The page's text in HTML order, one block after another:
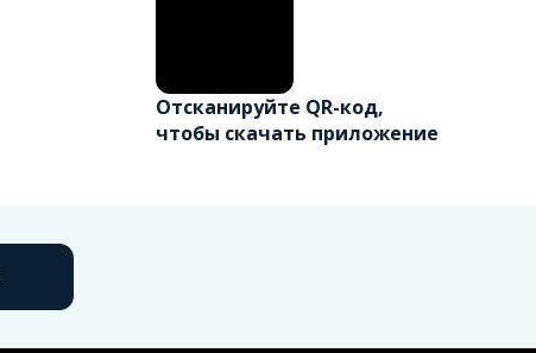
Отсканируйте QR-код,
чтобы скачать приложение